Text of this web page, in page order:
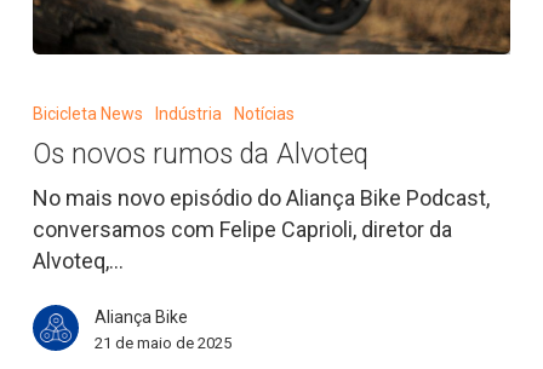
novos
da
Alvoteq
Bicicleta News Indústria Notícias
Os novos rumos da Alvoteq
No mais novo episódio do Aliança Bike Podcast,
conversamos com Felipe Caprioli, diretor da
Alvoteq,…
Aliança Bike
21 de maio de 2025